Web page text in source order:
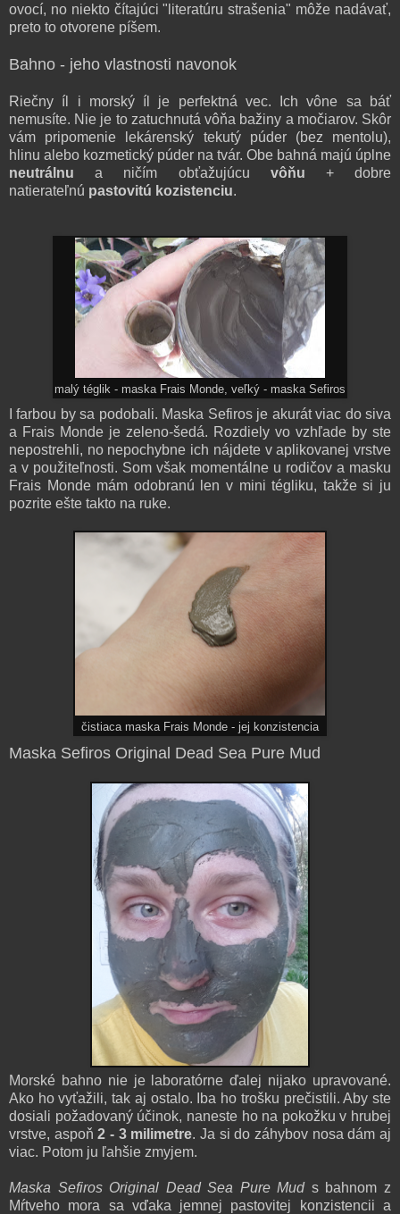
ovocí, no niekto čítajúci "literatúru strašenia" môže nadávať,
preto to otvorene píšem.
Bahno - jeho vlastnosti navonok
Riečny íl i morský íl je perfektná vec. Ich vône sa báť
nemusíte. Nie je to zatuchnutá vôňa bažiny a močiarov. Skôr
vám pripomenie lekárenský tekutý púder (bez mentolu),
hlinu alebo kozmetický púder na tvár. Obe bahná majú úplne
neutrálnua ničím obťažujúcu vôňu + dobre
natierateľnú pastovitú kozistenciu.
malý téglik - maska Frais Monde, veľký - maska Sefiros
I farbou by sa podobali. Maska Sefiros je akurát viac do siva
a Frais Monde je zeleno-šedá. Rozdiely vo vzhľade by ste
nepostrehli, no nepochybne ich nájdete v aplikovanej vrstve
a v použiteľnosti. Som však momentálne u rodičov a masku
Frais Monde mám odobranú len v mini tégliku, takže si ju
pozrite ešte takto na ruke.
čistiaca maska Frais Monde - jej konzistencia
Maska Sefiros Original Dead Sea Pure Mud
Morské bahno nie je laboratórne ďalej nijako upravované.
Ako ho vyťažili, tak aj ostalo. Iba ho trošku prečistili. Aby ste
dosiali požadovaný účinok, naneste ho na pokožku v hrubej
vrstve, aspoň2 - 3 milimetre. Ja si do záhybov nosa dám aj
viac. Potom ju ľahšie zmyjem.
Maska Sefiros Original Dead Sea Pure Muds bahnom z
Mŕtveho mora sa vďaka jemnej pastovitej konzistencii a